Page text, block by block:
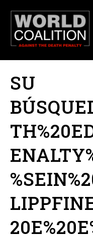
SU